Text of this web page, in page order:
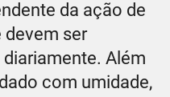
da ação de
ser
Além
com umidade,